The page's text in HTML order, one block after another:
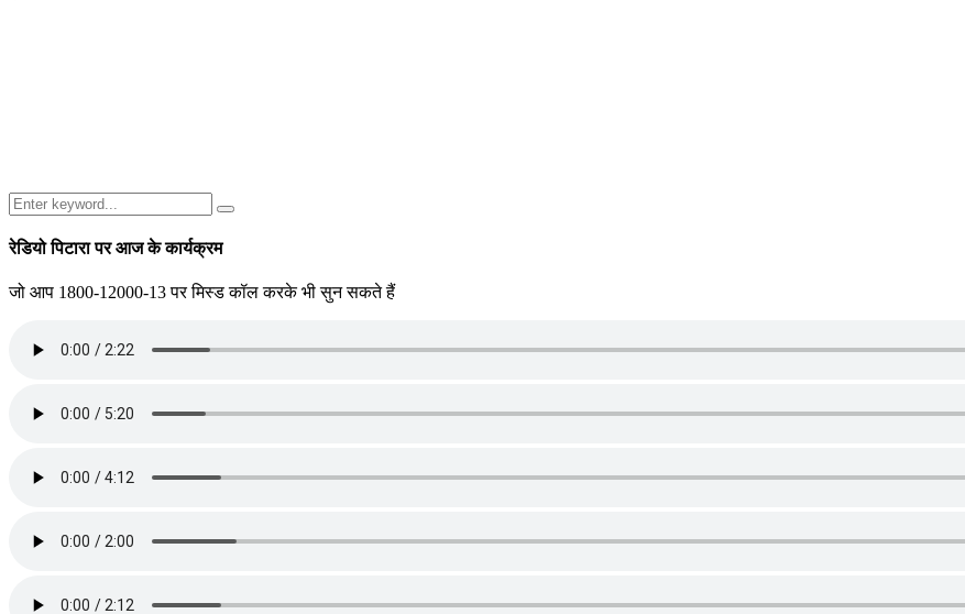
Search
for:
Search
रेडियो पिटारा पर आज के कार्यक्रम
जो आप 1800-12000-13 पर मिस्ड कॉल करके भी सुन सकते हैं